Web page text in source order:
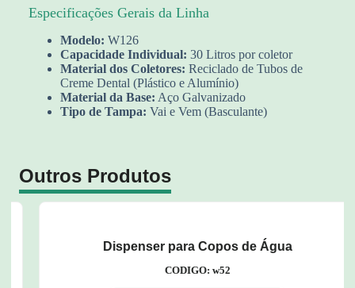
Especificações Gerais da Linha
Modelo: W126
Capacidade Individual: 30 Litros por coletor
Material dos Coletores: Reciclado de Tubos de
Creme Dental (Plástico e Alumínio)
Material da Base: Aço Galvanizado
Tipo de Tampa: Vai e Vem (Basculante)
Outros Produtos